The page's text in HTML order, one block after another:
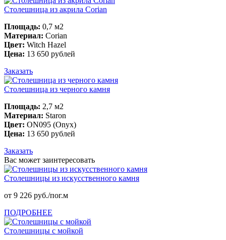
Столешница из акрила Corian
Площадь: 0,7 м2
Материал: Corian
Цвет: Witch Hazel
Цена: 13 650 рублей
Заказать
Столешница из черного камня
Площадь: 2,7 м2
Материал: Staron
Цвет: ON095 (Onyx)
Цена: 13 650 рублей
Заказать
Вас может заинтересовать
Столешницы из искусственного камня
от 9 226 руб./пог.м
ПОДРОБНЕЕ
Столешницы с мойкой